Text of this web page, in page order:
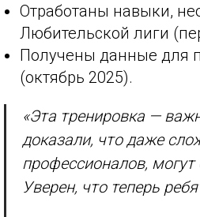
Отработаны навыки,
Любительской лиги
Получены данные для
(октябрь 2025).
«Эта тренировка —
доказали, что даже
профессионалов,
Уверен, что теперь